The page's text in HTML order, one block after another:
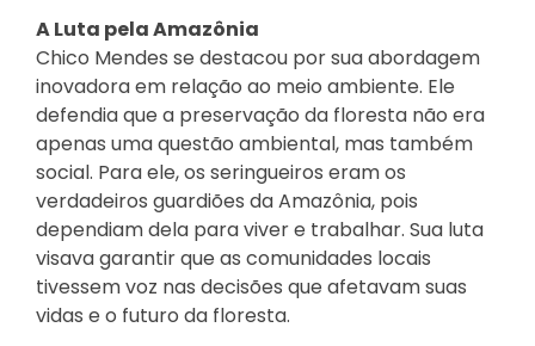
A Luta pela Amazônia
Chico Mendes se destacou por sua abordagem
inovadora em relação ao meio ambiente. Ele
defendia que a preservação da floresta não era
apenas uma questão ambiental, mas também
social. Para ele, os seringueiros eram os
verdadeiros guardiões da Amazônia, pois
dependiam dela para viver e trabalhar. Sua luta
visava garantir que as comunidades locais
tivessem voz nas decisões que afetavam suas
vidas e o futuro da floresta.